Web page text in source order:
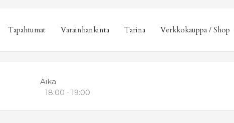
Tapahtumat Varainhankinta Tarina Verkkokauppa / Shop
Aika
18:00 - 19:00